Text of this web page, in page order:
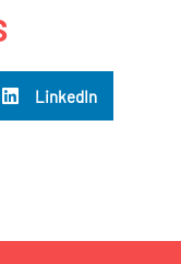
LinkedIn